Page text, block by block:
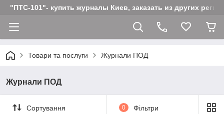
"ПТС-101"- купить журналы Киев, заказать из других
Товари та послуги Журнали ПОД
Журнали ПОД
Сортування 0 Фільтри